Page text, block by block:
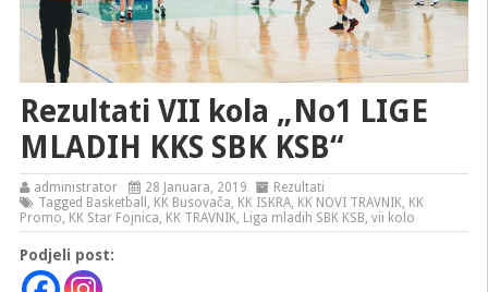
Rezultati VII kola „No1 LIGE
MLADIH KKS SBK KSB“
administrator 28 Januara, 2019
Rezultati
Tagged Basketball , KK Busovača, KK ISKRA, KK NOVI TRAVNIK, KK
Promo, KK Star Fojnica, KK TRAVNIK, Liga mladih SBK KSB, vii kolo
Podjeli post: